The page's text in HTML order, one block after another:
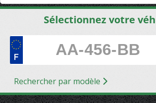
Sélectionnez votre
Rechercher par modèle